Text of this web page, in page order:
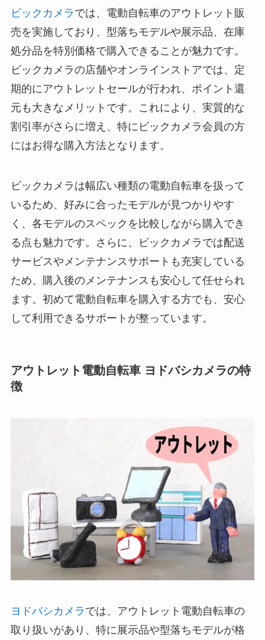
ビックカメラ では、電動自転車のアウトレット販
売を実施しており、型落ちモデルや展示品、在庫
処分品を特別価格で購入できることが魅力です。
ビックカメラの店舗やオンラインストアでは、定
期的にアウトレットセールが行われ、ポイント還
元も大きなメリットです。これにより、実質的な
割引率がさらに増え、特にビックカメラ会員の方
にはお得な購入方法となります。
ビックカメラは幅広い種類の電動自転車を扱って
いるため、好みに合ったモデルが見つかりやす
く、各モデルのスペックを比較しながら購入でき
る点も魅力です。さらに、ビックカメラでは配送
サービスやメンテナンスサポートも充実している
ため、購入後のメンテナンスも安心して任せられ
ます。初めて電動自転車を購入する方でも、安心
して利用できるサポートが整っています。
アウトレット電動自転車 ヨドバシカメラの特
徴
ヨドバシカメラ では、アウトレット電動自転車の
取り扱いがあり、特に展示品や型落ちモデルが格